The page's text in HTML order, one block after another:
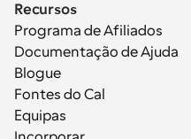
Recursos
Programa de Afiliados
Documentação de Ajuda
Blogue
Fontes do Cal
Equipas